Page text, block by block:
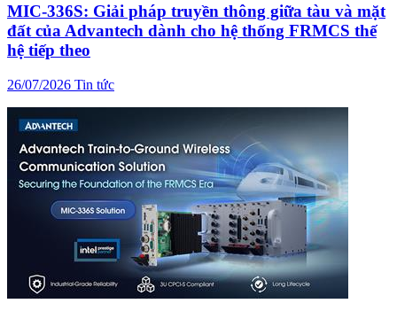
MIC-336S: Giải pháp truyền thông giữa tàu và mặt
đất của Advantech dành cho hệ thống FRMCS thế
hệ tiếp theo
26/07/2026 Tin tức